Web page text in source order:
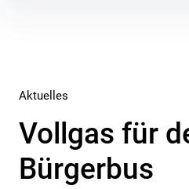
Aktuelles
Vollgas für
Bürgerbus